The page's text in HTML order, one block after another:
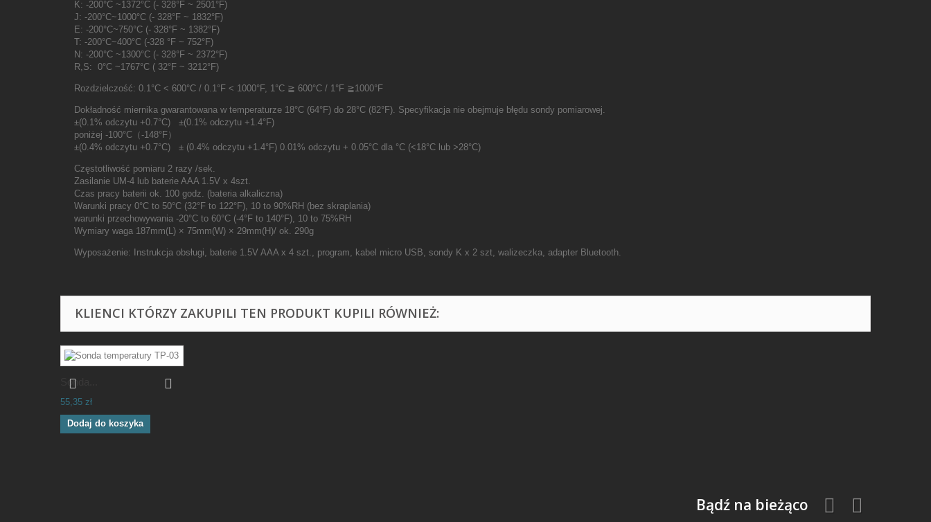
K: -200°C ~1372°C (- 328°F ~ 2501°F)
J: -200°C~1000°C (- 328°F ~ 1832°F)
E: -200°C~750°C (- 328°F ~ 1382°F)
T: -200°C~400°C (-328 °F ~ 752°F)
N: -200°C ~1300°C (- 328°F ~ 2372°F)
R,S: 0°C ~1767°C ( 32°F ~ 3212°F)
Rozdzielczość: 0.1°C < 600°C / 0.1°F < 1000°F, 1°C ≧ 600°C / 1°F ≧1000°F
Dokładność miernika gwarantowana w temperaturze 18°C (64°F) do 28°C (82°F). Specyfikacja nie obejmuje błędu sondy pomiarowej.
±(0.1% odczytu +0.7°C) ±(0.1% odczytu +1.4°F)
poniżej -100°C（-148°F）
±(0.4% odczytu +0.7°C) ± (0.4% odczytu +1.4°F) 0.01% odczytu + 0.05°C dla °C (<18°C lub >28°C)
Częstotliwość pomiaru 2 razy /sek.
Zasilanie UM-4 lub baterie AAA 1.5V x 4szt.
Czas pracy baterii ok. 100 godz. (bateria alkaliczna)
Warunki pracy 0°C to 50°C (32°F to 122°F), 10 to 90%RH (bez skraplania)
warunki przechowywania -20°C to 60°C (-4°F to 140°F), 10 to 75%RH
Wymiary waga 187mm(L) × 75mm(W) × 29mm(H)/ ok. 290g
Wyposażenie: Instrukcja obsługi, baterie 1.5V AAA x 4 szt., program, kabel micro USB, sondy K x 2 szt, walizeczka, adapter Bluetooth.
KLIENCI KTÓRZY ZAKUPILI TEN PRODUKT KUPILI RÓWNIEŻ:
Sonda...
55,35 zł
Dodaj do koszyka
Bądź na bieżąco